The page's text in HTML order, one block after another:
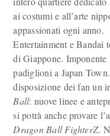
ai costumi e all’arte
appassionati ogni
Entertainment e Bandai
di Giappone. Imponente
padiglioni a Japan
disposizione dei fan un
Ball: nuove linee e
si potrà anche provare
Dragon Ball FighterZ.